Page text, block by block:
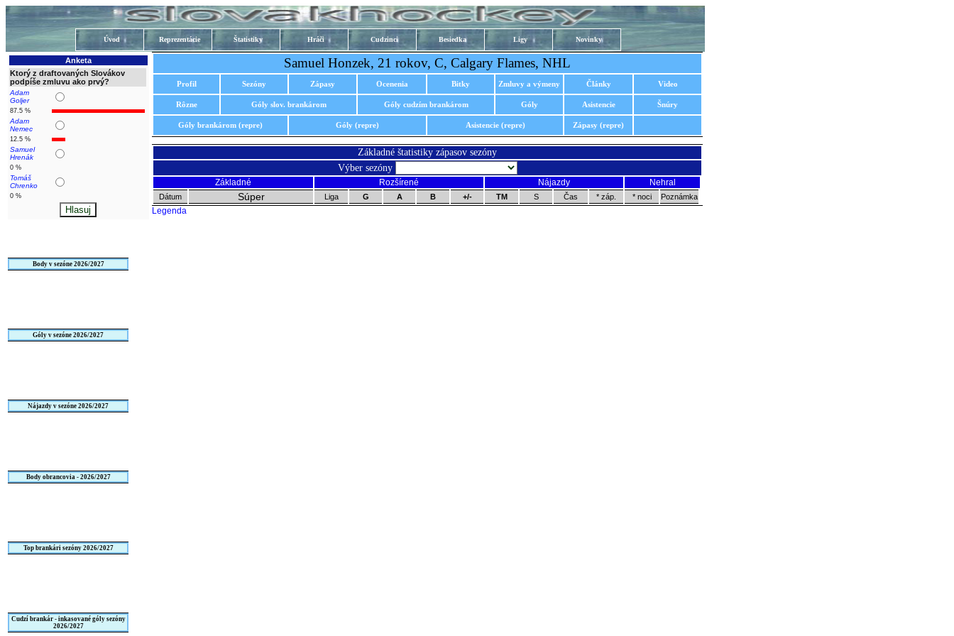
Úvod Reprezentácie Štatistiky Hráči Cudzinci Besiedka Ligy Novinky
Anketa
Ktorý z draftovaných Slovákov
podpíše zmluvu ako prvý?
Adam
Goljer
87.5 %
Adam
Nemec
12.5 %
Samuel
Hrenák
0 %
Tomáš
Chrenko
0 %
Body v sezóne 2026/2027
Góly v sezóne 2026/2027
Nájazdy v sezóne 2026/2027
Body obrancovia - 2026/2027
Top brankári sezóny 2026/2027
Cudzí brankár - inkasované góly sezóny
2026/2027
Samuel Honzek, 21 rokov, C, Calgary Flames, NHL
Profil Sezóny Zápasy Ocenenia Bitky Zmluvy a výmeny Články Video
Rôzne Góly slov. brankárom Góly cudzím brankárom Góly Asistencie Šnúry
Góly brankárom (repre) Góly (repre) Asistencie (repre) Zápasy (repre)
Základné štatistiky zápasov sezóny
Výber sezóny
Základné Rozšírené Nájazdy Nehral
Dátum Súper Liga G A B +/- TM S Čas * záp. * noci Poznámka
Legenda